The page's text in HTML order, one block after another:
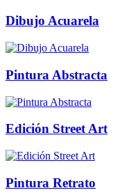
Dibujo Acuarela
Pintura Abstracta
Edición Street Art
Pintura Retrato